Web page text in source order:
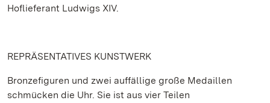
Hoflieferant Ludwigs XIV.
REPRÄSENTATIVES KUNSTWERK
Bronzefiguren und zwei auffällige große Medaillen
schmücken die Uhr. Sie ist aus vier Teilen